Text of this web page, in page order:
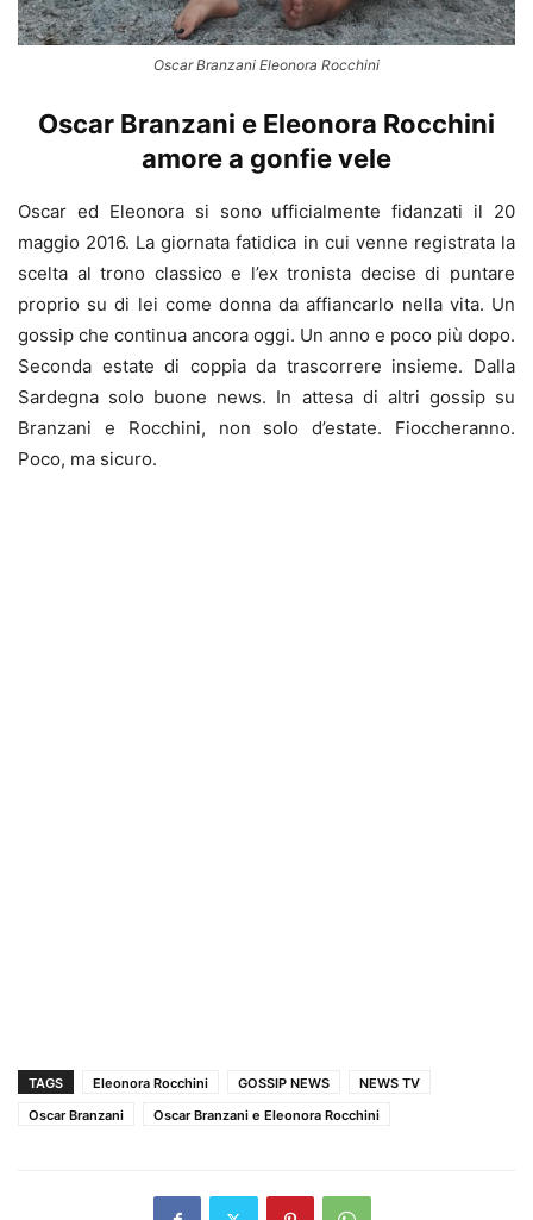
Oscar Branzani Eleonora Rocchini
Oscar Branzani e Eleonora Rocchini
amore a gonfie vele
Oscar ed Eleonora si sono ufficialmente fidanzati il 20
maggio 2016. La giornata fatidica in cui venne registrata la
scelta al trono classico e l’ex tronista decise di puntare
proprio su di lei come donna da affiancarlo nella vita. Un
gossip che continua ancora oggi. Un anno e poco più dopo.
Seconda estate di coppia da trascorrere insieme. Dalla
Sardegna solo buone news. In attesa di altri gossip su
Branzani e Rocchini, non solo d’estate. Fioccheranno.
Poco, ma sicuro.
TAGS Eleonora Rocchini GOSSIP NEWS
NEWS TV
Oscar Branzani
Oscar Branzani e Eleonora Rocchini